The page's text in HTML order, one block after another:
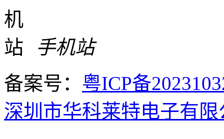
手机站
备案号： 粤ICP备
深圳市华科莱特电子有限